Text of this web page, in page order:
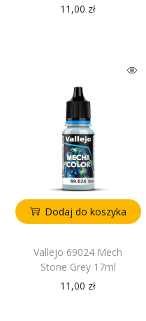
11,00 zł
Dodaj do koszyka
Vallejo 69024 Mech
Stone Grey 17ml
11,00 zł